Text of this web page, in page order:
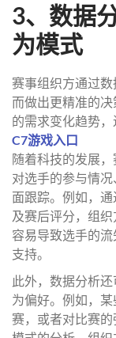
3、数据
为模式
赛事组织方通过
而做出更精准的
的需求变化趋势，
C7游戏入口
随着科技的发展，
对选手的参与情
面跟踪。例如，
及赛后评分，组
容易导致选手的
支持。
此外，数据分析
为偏好。例如，
赛，或者对比赛